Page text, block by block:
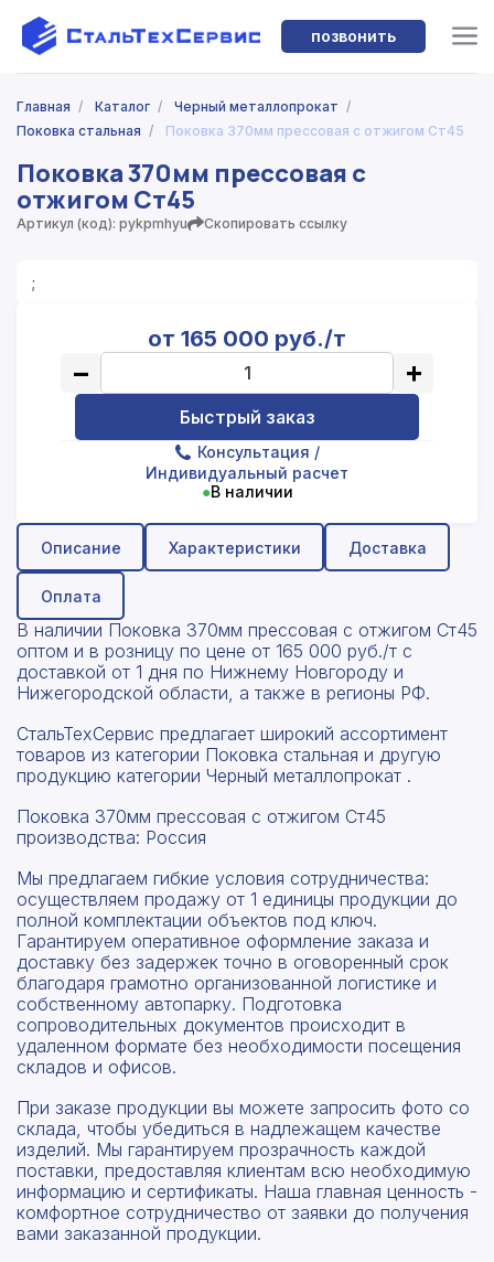
позвонить
Главная / Каталог / Черный металлопрокат /
Поковка стальная / Поковка 370мм прессовая с отжигом Ст45
Поковка 370мм прессовая с
отжигом Ст45
Артикул (код): pykpmhyu Скопировать ссылку
;
от 165 000 руб./т
− +
Быстрый заказ
Консультация /
Индивидуальный расчет
●В наличии
Описание Характеристики Доставка
Оплата
В наличии Поковка 370мм прессовая с отжигом Ст45
оптом и в розницу по цене от 165 000 руб./т с
доставкой от 1 дня по Нижнему Новгороду и
Нижегородской области, а также в регионы РФ.
СтальТехСервис предлагает широкий ассортимент
товаров из категории Поковка стальная и другую
продукцию категории Черный металлопрокат .
Поковка 370мм прессовая с отжигом Ст45
производства: Россия
Мы предлагаем гибкие условия сотрудничества:
осуществляем продажу от 1 единицы продукции до
полной комплектации объектов под ключ.
Гарантируем оперативное оформление заказа и
доставку без задержек точно в оговоренный срок
благодаря грамотно организованной логистике и
собственному автопарку. Подготовка
сопроводительных документов происходит в
удаленном формате без необходимости посещения
складов и офисов.
При заказе продукции вы можете запросить фото со
склада, чтобы убедиться в надлежащем качестве
изделий. Мы гарантируем прозрачность каждой
поставки, предоставляя клиентам всю необходимую
информацию и сертификаты. Наша главная ценность -
комфортное сотрудничество от заявки до получения
вами заказанной продукции.